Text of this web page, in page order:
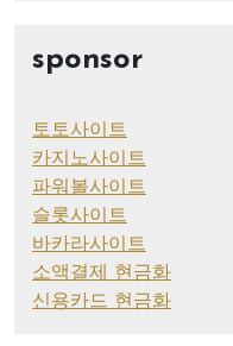
sponsor
토토사이트
카지노사이트
파워볼사이트
슬롯사이트
바카라사이트
소액결제 현금화
신용카드 현금화